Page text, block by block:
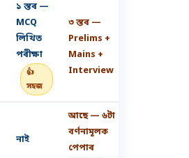
১ স্তৰ —
MCQ
লিখিত
পৰীক্ষা
👍
সহজ
৩ স্তৰ —
Prelims +
Mains +
Interview
নাই
আছে — ৬টা
বৰ্ণনামূলক
পেপাৰ